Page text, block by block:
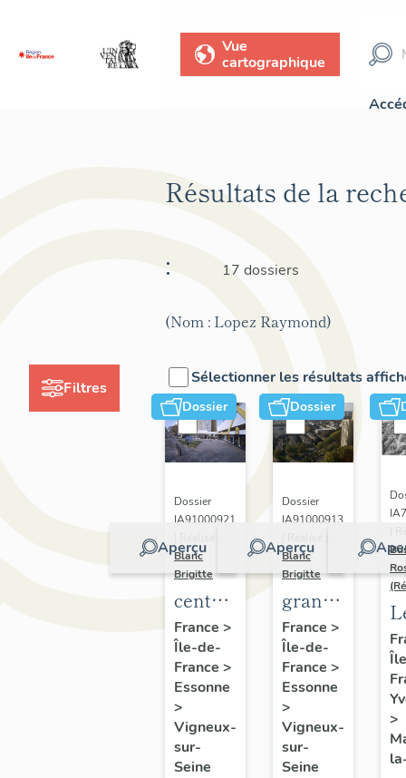
Vue
cartographique
Filtres
Résultats de la
:
17 dossiers
(Nom : Lopez Raymond)
Sélectionner les résultats
Dossier
Aperçu
Dossier
IA91000921
Blanc
Brigitte
centre
commercial
de la
Croix
Blanche
France >
Île-de-
France >
Essonne
>
Vigneux-
sur-
Seine
Dossier
Aperçu
Dossier
IA91000913
Blanc
Brigitte
grand
ensemble
de la
Croix
Blanche
France >
Île-de-
France >
Essonne
>
Vigneux-
sur-
Seine
>